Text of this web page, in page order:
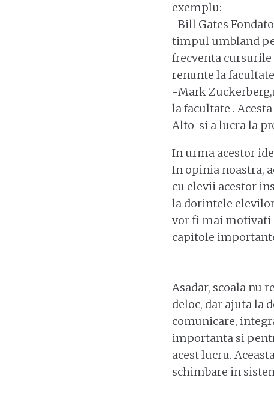
exemplu:
-Bill Gates
timpul umbland
frecventa cursurile
renunte la
-Mark
la facultate .
Alto si a lucra la
In urma acestor
In opinia noastra,
cu elevii acestor
la dorintele
vor fi mai motivati
capitole
Asadar, scoala nu
deloc, dar ajuta la
comunicare,
importanta si
acest lucru.
schimbare in